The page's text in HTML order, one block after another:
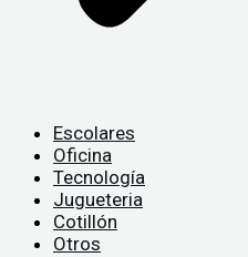
Escolares
Oficina
Tecnología
Jugueteria
Cotillón
Otros